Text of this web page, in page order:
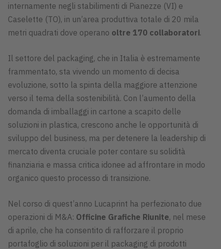
internamente negli stabilimenti di Pianezze (VI) e
Caselette (TO), in un’area produttiva totale di 20 mila
metri quadrati dove operano oltre 170 collaboratori.
Il settore del packaging, che in Italia è estremamente
frammentato, sta vivendo un momento di decisa
evoluzione, sotto la spinta della maggiore attenzione
verso il tema della sostenibilità. Con l’aumento della
domanda di imballaggi in cartone a scapito delle
soluzioni in plastica, crescono anche le opportunità di
sviluppo del business, ma per detenere la leadership di
mercato diventa cruciale poter contare su solidità
finanziaria e massa critica idonee ad affrontare in modo
organico questo processo di transizione.
Nel corso di quest’anno Lucaprint ha perfezionato due
operazioni di M&A: Officine Grafiche Riunite, nel mese
di aprile, che ha consentito di rafforzare il proprio
portafoglio di soluzioni per il packaging di prodotti